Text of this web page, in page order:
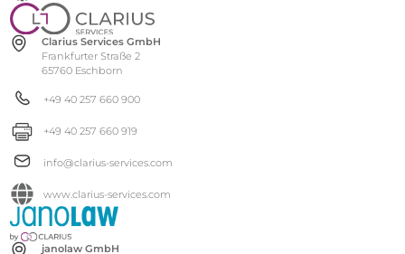
Clarius Services GmbH
Frankfurter Straße 2
65760 Eschborn
+49 40 257 660 900
+49 40 257 660 919
info@clarius-services.com
www.clarius-services.com
janolaw GmbH